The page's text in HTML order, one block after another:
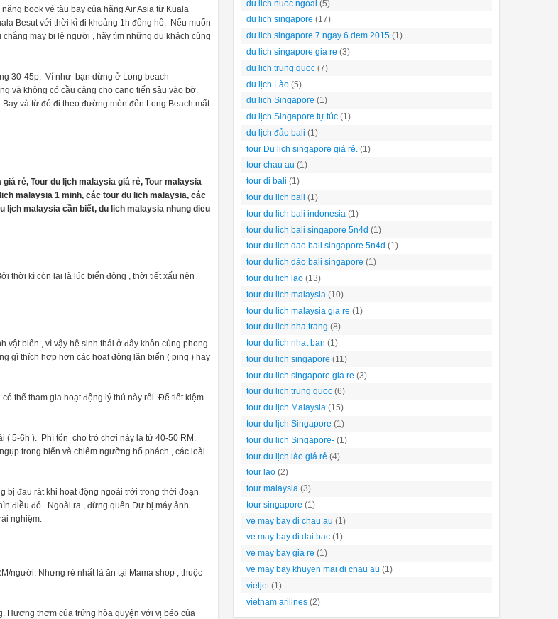
book vé tàu bay của hãng Air Asia từ Kuala
Besut với thời kì đi khoảng 1h đồng hồ. Nếu muốn
may bị lẻ người , hãy tìm những du khách cùng
30-45p. Ví như bạn dừng ở Long beach –
và không có cầu cảng cho cano tiến sâu vào bờ.
và từ đó đi theo đường mòn đến Long Beach mất
rẻ, Tour du lịch malaysia giá rẻ, Tour malaysia
malaysia 1 minh, các tour du lịch malaysia, các
lịch malaysia cần biết, du lich malaysia nhung dieu
thời kì còn lại là lúc biển động , thời tiết xấu nên
vật biển , vì vậy hệ sinh thái ở đây khôn cùng phong
gì thích hợp hơn các hoạt động lặn biển ( ping ) hay
thể tham gia hoạt động lý thú này rồi. Để tiết kiệm
( 5-6h ). Phí tổn cho trò chơi này là từ 40-50 RM.
trong biển và chiêm ngưỡng hổ phách , các loài
bị đau rát khi hoạt động ngoài trời trong thời đoạn
điều đó. Ngoài ra , đừng quên Dự bị máy ảnh
nghiệm.
người. Nhưng rẻ nhất là ăn tại Mama shop , thuộc
Hương thơm của trứng hòa quyện với vị béo của
du lich nuoc ngoai (5)
du lich singapore (17)
du lich singapore 7 ngay 6 dem 2015 (1)
du lich singapore gia re (3)
du lich trung quoc (7)
du lịch Lào (5)
du lịch Singapore (1)
du lịch Singapore tự túc (1)
du lịch đảo bali (1)
tour Du lịch singapore giá rẻ. (1)
tour chau au (1)
tour di bali (1)
tour du lich bali (1)
tour du lich bali indonesia (1)
tour du lich bali singapore 5n4d (1)
tour du lich dao bali singapore 5n4d (1)
tour du lich dảo bali singapore (1)
tour du lich lao (13)
tour du lich malaysia (10)
tour du lich malaysia gia re (1)
tour du lich nha trang (8)
tour du lich nhat ban (1)
tour du lich singapore (11)
tour du lich singapore gia re (3)
tour du lich trung quoc (6)
tour du lịch Malaysia (15)
tour du lịch Singapore (1)
tour du lịch Singapore- (1)
tour du lịch lào giá rẻ (4)
tour lao (2)
tour malaysia (3)
tour singapore (1)
ve may bay di chau au (1)
ve may bay di dai bac (1)
ve may bay gia re (1)
ve may bay khuyen mai di chau au (1)
vietjet (1)
vietnam arilines (2)